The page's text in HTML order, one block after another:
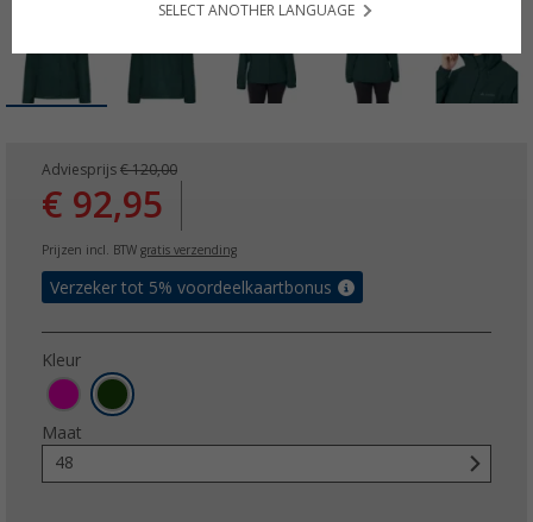
Adviesprijs € 120,00
€ 92,95
Prijzen incl. BTW gratis verzending
Verzeker tot 5% voordeelkaartbonus
Kleur
Maat
48
SELECT ANOTHER LANGUAGE